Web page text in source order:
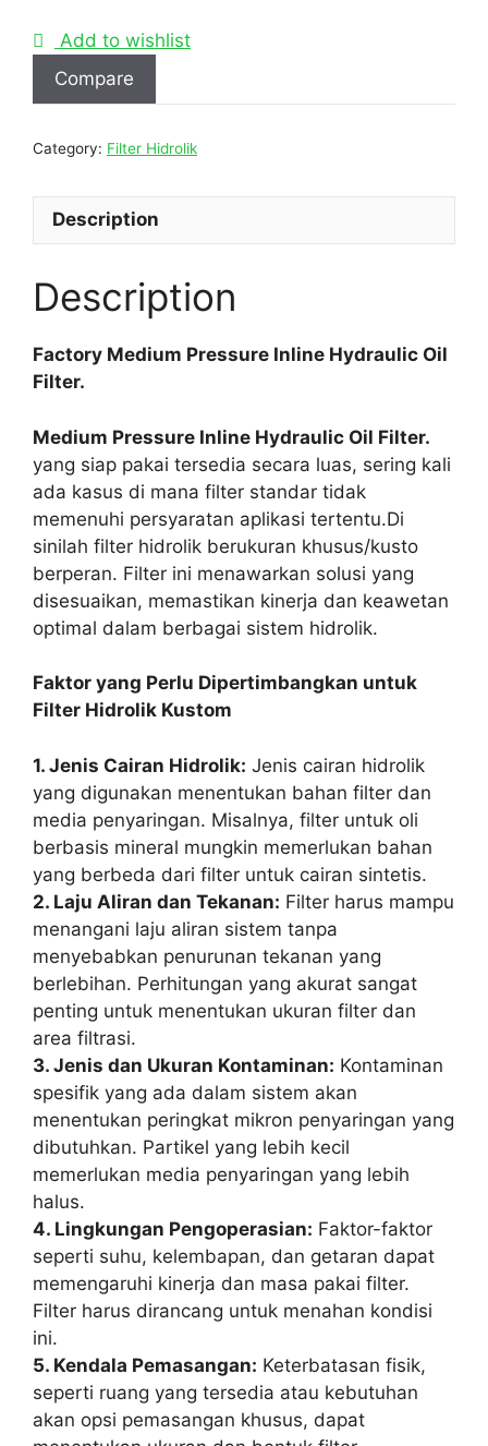
Add to wishlist
Compare
Category: Filter Hidrolik
Description
Description
Factory Medium Pressure Inline Hydraulic Oil
Filter.
Medium Pressure Inline Hydraulic Oil Filter.
yang siap pakai tersedia secara luas, sering kali
ada kasus di mana filter standar tidak
memenuhi persyaratan aplikasi tertentu.Di
sinilah filter hidrolik berukuran khusus/kusto
berperan. Filter ini menawarkan solusi yang
disesuaikan, memastikan kinerja dan keawetan
optimal dalam berbagai sistem hidrolik.
Faktor yang Perlu Dipertimbangkan untuk
Filter Hidrolik Kustom
1. Jenis Cairan Hidrolik: Jenis cairan hidrolik
yang digunakan menentukan bahan filter dan
media penyaringan. Misalnya, filter untuk oli
berbasis mineral mungkin memerlukan bahan
yang berbeda dari filter untuk cairan sintetis.
2. Laju Aliran dan Tekanan: Filter harus mampu
menangani laju aliran sistem tanpa
menyebabkan penurunan tekanan yang
berlebihan. Perhitungan yang akurat sangat
penting untuk menentukan ukuran filter dan
area filtrasi.
3. Jenis dan Ukuran Kontaminan: Kontaminan
spesifik yang ada dalam sistem akan
menentukan peringkat mikron penyaringan yang
dibutuhkan. Partikel yang lebih kecil
memerlukan media penyaringan yang lebih
halus.
4. Lingkungan Pengoperasian: Faktor-faktor
seperti suhu, kelembapan, dan getaran dapat
memengaruhi kinerja dan masa pakai filter.
Filter harus dirancang untuk menahan kondisi
ini.
5. Kendala Pemasangan: Keterbatasan fisik,
seperti ruang yang tersedia atau kebutuhan
akan opsi pemasangan khusus, dapat